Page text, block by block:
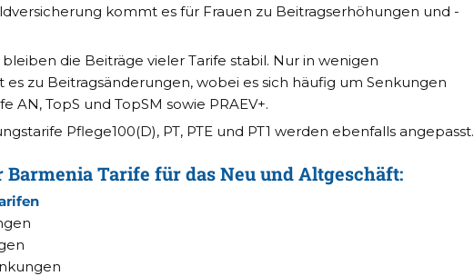
kommt es für Frauen zu Beitragserhöhungen und -
die Beiträge vieler Tarife stabil. Nur in wenigen
zu Beitragsänderungen, wobei es sich häufig um Senkungen
AN, TopS und TopSM sowie PRAEV+.
Pflege100(D), PT, PTE und PT1 werden ebenfalls angepasst.
Barmenia Tarife für das Neu und Altgeschäft: